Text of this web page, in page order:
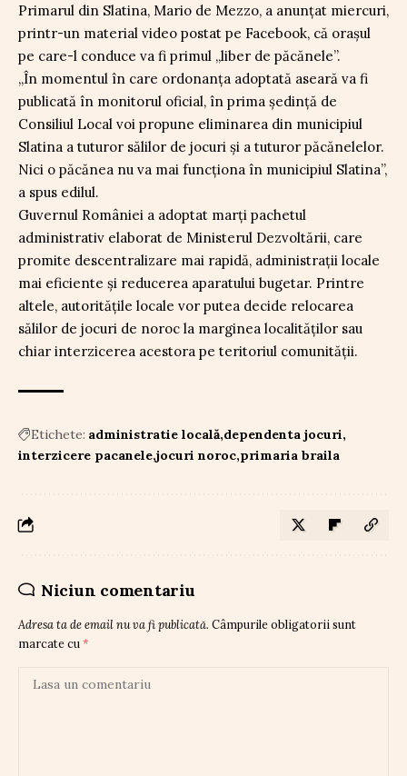
Primarul din Slatina, Mario de Mezzo, a anunțat miercuri,
printr-un material video postat pe Facebook, că orașul
pe care-l conduce va fi primul „liber de păcănele”.
„În momentul în care ordonanța adoptată aseară va fi
publicată în monitorul oficial, în prima ședință de
Consiliul Local voi propune eliminarea din municipiul
Slatina a tuturor sălilor de jocuri și a tuturor păcănelelor.
Nici o păcănea nu va mai funcționa în municipiul Slatina”,
a spus edilul.
Guvernul României a adoptat marți pachetul
administrativ elaborat de Ministerul Dezvoltării, care
promite descentralizare mai rapidă, administrații locale
mai eficiente și reducerea aparatului bugetar. Printre
altele, autoritățile locale vor putea decide relocarea
sălilor de jocuri de noroc la marginea localităților sau
chiar interzicerea acestora pe teritoriul comunității.
Etichete: administratie locală dependenta jocuri
interzicere pacanele jocuri noroc primaria braila
Niciun comentariu
Adresa ta de email nu va fi publicată. Câmpurile obligatorii sunt
marcate cu *